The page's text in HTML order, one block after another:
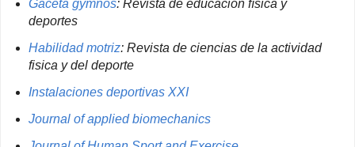
Gaceta gymnos: Revista de educación física y
deportes
Habilidad motriz: Revista de ciencias de la actividad
fisica y del deporte
Instalaciones deportivas XXI
Journal of applied biomechanics